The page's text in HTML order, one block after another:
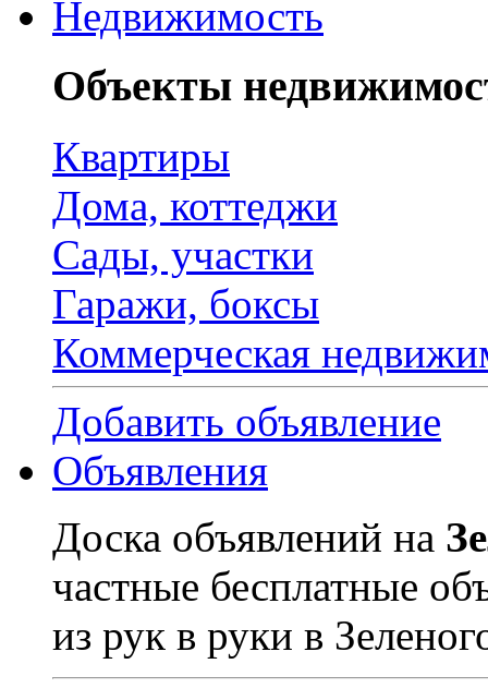
Недвижимость
Объекты
Квартиры
Дома, коттеджи
Сады, участки
Гаражи, боксы
Коммерческая
Добавить объявление
Объявления
Доска объявлений на
частные бесплатные
из рук в руки в